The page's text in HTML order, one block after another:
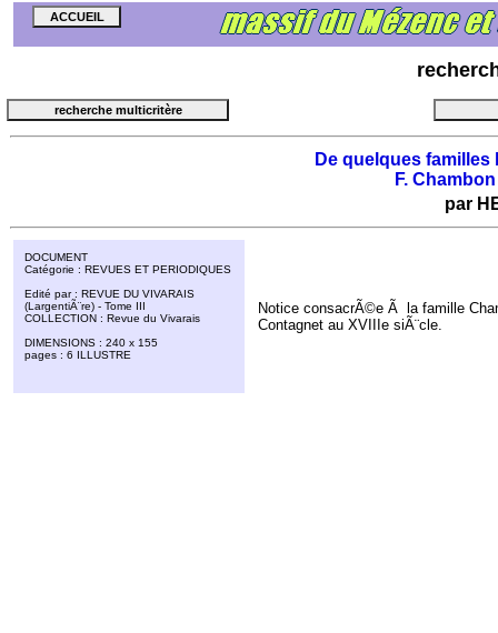
De quelques
F.
par
DOCUMENT
Catégorie : REVUES ET PERIODIQUES
Edité par : REVUE DU VIVARAIS
(LargentiÃ¨re) - Tome III
COLLECTION : Revue du Vivarais
DIMENSIONS : 240 x 155
pages : 6 ILLUSTRE
Notice consacrÃ©e Ã la famille
Contagnet au XVIIIe siÃ¨cle.